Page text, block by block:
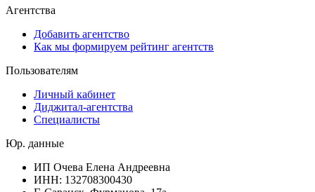
Агентства
Добавить агентство
Как мы формируем рейтинг агентств
Пользователям
Личный кабинет
Диджитал-агентства
Специалисты
Юр. данные
ИП Очева Елена Андреевна
ИНН: 132708300430